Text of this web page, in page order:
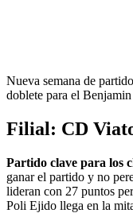
Nueva semana de
doblete para el
Filial: CD
Partido clave para los
ganar el partido y no
lideran con 27 puntos
Poli Ejido llega en la